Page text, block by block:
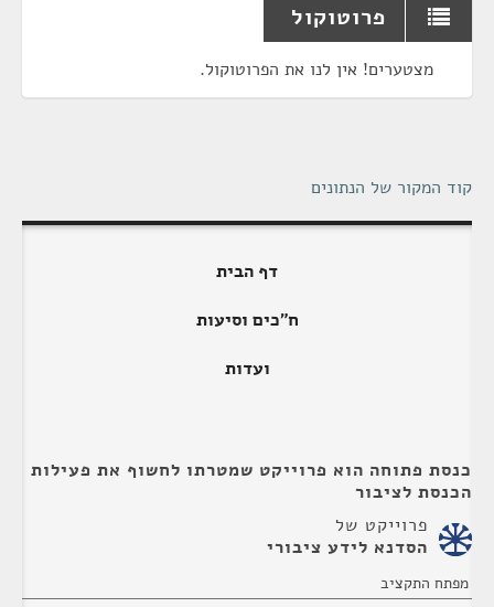
פרוטוקול
מצטערים! אין לנו את הפרוטוקול.
קוד המקור של הנתונים
דף הבית
ח"כים וסיעות
ועדות
כנסת פתוחה הוא פרוייקט שמטרתו לחשוף את פעילות
הכנסת לציבור
פרוייקט של
הסדנא לידע ציבורי
מפתח התקציב